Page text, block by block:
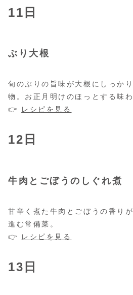
11日
ぶり大根
旬のぶりの旨味が大根にしっか
物。お正月明けのほっとする味わ
👉
レシピを見る
12日
牛肉とごぼうのしぐれ煮
甘辛く煮た牛肉とごぼうの香り
進む常備菜。
👉
レシピを見る
13日